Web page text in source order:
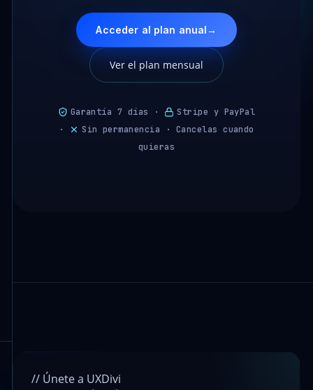
Acceder al plan anual→
Ver el plan mensual
Garantía 7 días ·
Stripe y PayPal
·
Sin permanencia · Cancelas cuando
quieras
// Únete a UXDivi